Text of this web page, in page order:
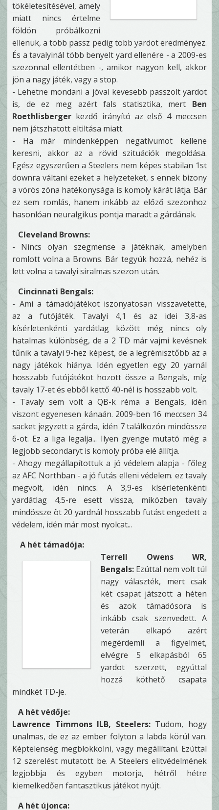
tökéletesítésével, amely
miatt nincs értelme
földön próbálkozni
ellenük, a több passz pedig több yardot eredményez.
És a tavalyinál több benyelt yard ellenére - a 2009-es
szezonnal ellentétben -, amikor nagyon kell, akkor
jön a nagy játék, vagy a stop.
- Lehetne mondani a jóval kevesebb passzolt yardot
is, de ez meg azért fals statisztika, mert Ben
Roethlisberger kezdő irányító az első 4 meccsen
nem játszhatott eltiltása miatt.
- Ha már mindenképpen negatívumot kellene
keresni, akkor az a rövid szituációk megoldása.
Egész egyszerűen a Steelers nem képes stabilan 1st
downra váltani ezeket a helyzeteket, s ennek bizony
a vörös zóna hatékonysága is komoly kárát látja. Bár
ez sem romlás, hanem inkább az előző szezonhoz
hasonlóan neuralgikus pontja maradt a gárdának.
Cleveland Browns:
- Nincs olyan szegmense a játéknak, amelyben
romlott volna a Browns. Bár tegyük hozzá, nehéz is
lett volna a tavalyi siralmas szezon után.
Cincinnati Bengals:
- Ami a támadójátékot iszonyatosan visszavetette,
az a futójáték. Tavalyi 4,1 és az idei 3,8-as
kísérletenkénti yardátlag között még nincs oly
hatalmas különbség, de a 2 TD már vajmi kevésnek
tűnik a tavalyi 9-hez képest, de a legrémisztőbb az a
nagy játékok hiánya. Idén egyetlen egy 20 yarnál
hosszabb futójátékot hozott össze a Bengals, míg
tavaly 17-et és ebből kettő 40-nél is hosszabb volt.
- Tavaly sem volt a QB-k réma a Bengals, idén
viszont egyenesen kánaán. 2009-ben 16 meccsen 34
sacket jegyzett a gárda, idén 7 találkozón mindössze
6-ot. Ez a liga legalja... Ilyen gyenge mutató még a
legjobb secondaryt is komoly próba elé állítja.
- Ahogy megállapítottuk a jó védelem alapja - főleg
az AFC Northban - a jó futás elleni védelem. ez tavaly
megvolt, idén nincs. A 3,9-es kísérletenkénti
yardátlag 4,5-re esett vissza, miközben tavaly
mindössze öt 20 yardnál hosszabb futást engedett a
védelem, idén már most nyolcat...
A hét támadója:
Terrell Owens WR,
Bengals: Ezúttal nem volt túl
nagy választék, mert csak
két csapat játszott a héten
és azok támadósora is
inkább csak szenvedett. A
veterán elkapó azért
megérdemli a figyelmet,
elvégre 5 elkapásból 65
yardot szerzett, egyúttal
hozzá köthető csapata
mindkét TD-je.
A hét védője:
Lawrence Timmons ILB, Steelers: Tudom, hogy
unalmas, de ez az ember folyton a labda körül van.
Képtelenség megblokkolni, vagy megállítani. Ezúttal
12 szerelést mutatott be. A Steelers elitvédelmének
legjobbja és egyben motorja, hétről hétre
kiemelkedően fantasztikus játékot nyújt.
A hét újonca: